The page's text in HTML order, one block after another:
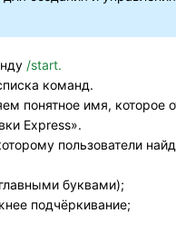
/start.
команд.
понятное имя, которое
Express».
пользователи
буквами);
подчёркивание;